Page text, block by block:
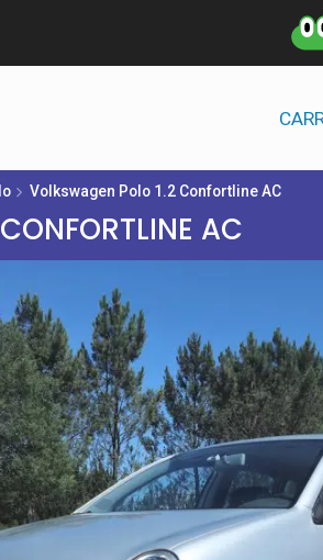
Volkswagen Polo 1.2 Confortline AC
AC